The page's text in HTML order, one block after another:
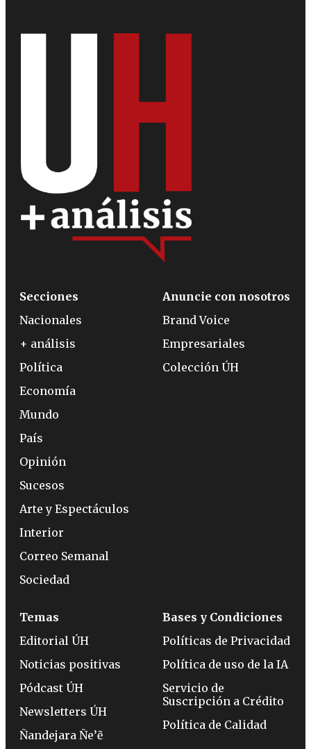
Secciones
Nacionales
+ análisis
Política
Economía
Mundo
País
Opinión
Sucesos
Arte y Espectáculos
Interior
Correo Semanal
Sociedad
Anuncie con nosotros
Brand Voice
Empresariales
Colección ÚH
Temas
Editorial ÚH
Noticias positivas
Pódcast ÚH
Newsletters ÚH
Ñandejara Ñe’ẽ
Bases y Condiciones
Políticas de Privacidad
Política de uso de la IA
Servicio de
Suscripción a Crédito
Política de Calidad